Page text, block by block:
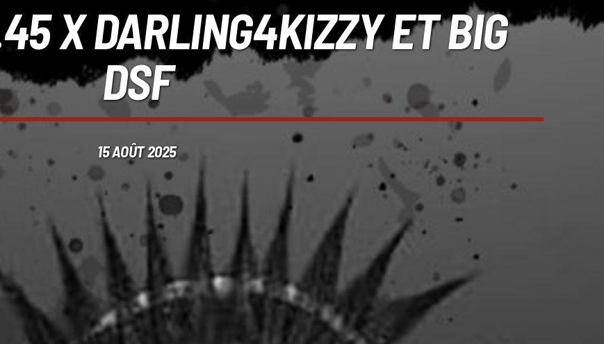
X DARLING4KIZZY ET BIG
DSF
15 AOÛT 2025